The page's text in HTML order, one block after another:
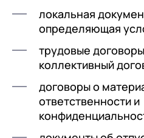
локальная
определяющая
трудовые
коллективный
договоры о
ответственности и